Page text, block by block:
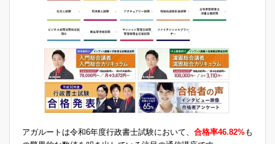
アガルートは令和6年度行政書士試験において、 合格率46.82%も